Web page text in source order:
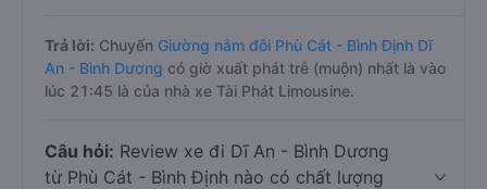
Trả lời: Chuyến Giường nằm đôi Phù Cát - Bình Định Dĩ
An - Bình Dương có giờ xuất phát trễ (muộn) nhất là vào
lúc 21:45 là của nhà xe Tài Phát Limousine.
Câu hỏi: Review xe đi Dĩ An - Bình Dương
từ Phù Cát - Bình Định nào có chất lượng